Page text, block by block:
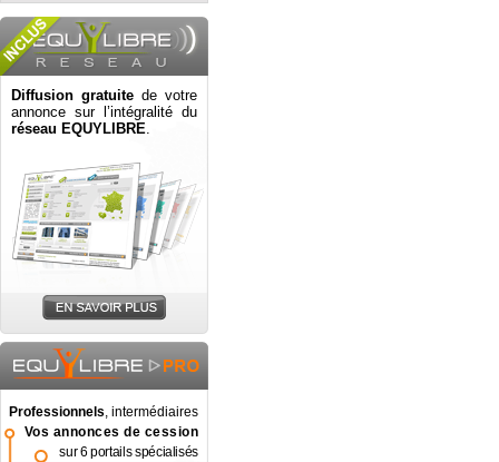
Diffusion gratuite de votre
annonce sur l’intégralité du
réseau EQUYLIBRE.
Professionnels, intermédiaires
Vos annonces de cession
sur 6 portails spécialisés